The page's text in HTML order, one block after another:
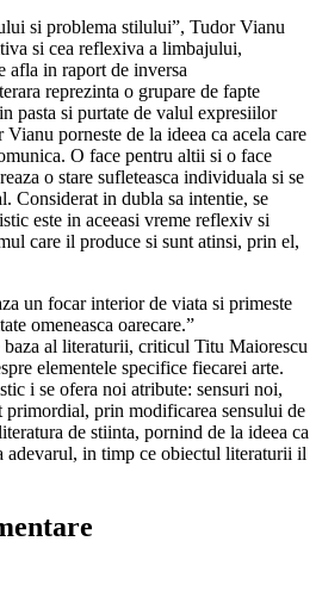
si problema stilului”, Tudor Vianu
si cea reflexiva a limbajului,
afla in raport de inversa
reprezinta o grupare de fapte
pasta si purtate de valul expresiilor
porneste de la ideea ca acela care
O face pentru altii si o face
o stare sufleteasca individuala si se
Considerat in dubla sa intentie, se
este in aceeasi vreme reflexiv si
care il produce si sunt atinsi, prin el,
un focar interior de viata si primeste
omeneasca oarecare.”
baza al literaturii, criticul Titu Maiorescu
elementele specifice fiecarei arte.
i se ofera noi atribute: sensuri noi,
primordial, prin modificarea sensului de
de stiinta, pornind de la ideea ca
adevarul, in timp ce obiectul literaturii il